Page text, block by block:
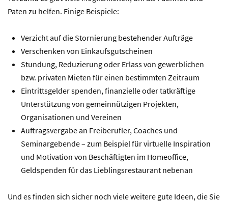
Paten zu helfen. Einige Beispiele:
Verzicht auf die Stornierung bestehender Aufträge
Verschenken von Einkaufsgutscheinen
Stundung, Reduzierung oder Erlass von gewerblichen
bzw. privaten Mieten für einen bestimmten Zeitraum
Eintrittsgelder spenden, finanzielle oder tatkräftige
Unterstützung von gemeinnützigen Projekten,
Organisationen und Vereinen
Auftragsvergabe an Freiberufler, Coaches und
Seminargebende – zum Beispiel für virtuelle Inspiration
und Motivation von Beschäftigten im Homeoffice,
Geldspenden für das Lieblingsrestaurant nebenan
Und es finden sich sicher noch viele weitere gute Ideen, die Sie